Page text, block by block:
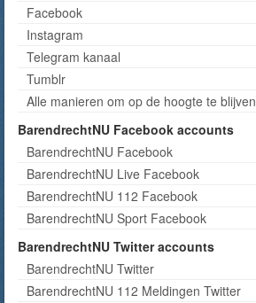
Facebook
Instagram
Telegram kanaal
Tumblr
Alle manieren om op de hoogte te blijven
BarendrechtNU Facebook accounts
BarendrechtNU Facebook
BarendrechtNU Live Facebook
BarendrechtNU 112 Facebook
BarendrechtNU Sport Facebook
BarendrechtNU Twitter accounts
BarendrechtNU Twitter
BarendrechtNU 112 Meldingen Twitter